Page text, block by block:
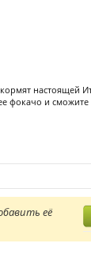
фокачо и сможите
её